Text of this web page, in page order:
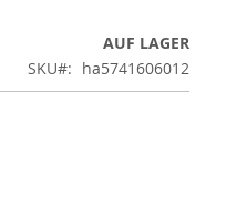
AUF LAGER
SKU
ha5741606012